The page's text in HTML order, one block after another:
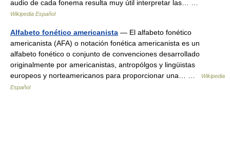
audio de cada fonema resulta muy útil interpretar las… …
Wikipedia Español
Alfabeto fonético americanista — El alfabeto fonético
americanista (AFA) o notación fonética americanista es un
alfabeto fonético o conjunto de convenciones desarrollado
originalmente por americanistas, antropólgos y lingüistas
europeos y norteamericanos para proporcionar una… …
Wikipedia
Español